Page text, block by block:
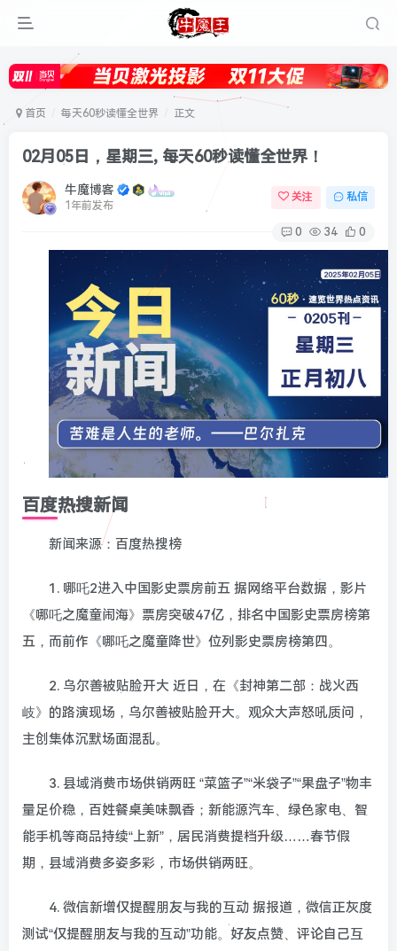
首页 每天60秒读懂全世界 正文
02月05日，星期三, 每天60秒读懂全世界！
牛魔博客
1年前发布
关注 私信
0 34 0
百度热搜新闻
新闻来源：百度热搜榜
1. 哪吒2进入中国影史票房前五 据网络平台数据，影片
《哪吒之魔童闹海》票房突破47亿，排名中国影史票房榜第
五，而前作《哪吒之魔童降世》位列影史票房榜第四。
2. 乌尔善被贴脸开大 近日，在《封神第二部：战火西
岐》的路演现场，乌尔善被贴脸开大。观众大声怒吼质问，
主创集体沉默场面混乱。
3. 县域消费市场供销两旺 “菜篮子”“米袋子”“果盘子”物丰
量足价稳，百姓餐桌美味飘香；新能源汽车、绿色家电、智
能手机等商品持续“上新”，居民消费提档升级……春节假
期，县域消费多姿多彩，市场供销两旺。
4. 微信新增仅提醒朋友与我的互动 据报道，微信正灰度
测试“仅提醒朋友与我的互动”功能。好友点赞、评论自己互